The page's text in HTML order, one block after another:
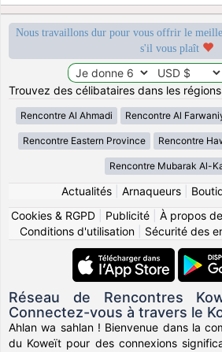
Nous travaillons dur pour vous offrir le
s'il vous plaît
Trouvez des célibataires dans les
Rencontre Al Ahmadi Rencontre Al
Rencontre Eastern Province Rencontre
Rencontre Mubarak Al-
Actualités| Arnaqueurs|
Cookies & RGPD
Publicité À propos
Conditions d'utilisation| Sécurité des
Réseau de Rencontres
Connectez-vous à travers le
Ahlan wa sahlan ! Bienvenue dans la
du Koweït pour des connexions